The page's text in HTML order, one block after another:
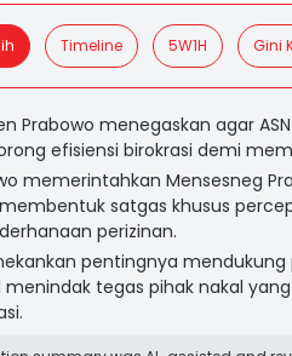
Timeline 5W1H Gini
Prabowo menegaskan agar
efisiensi birokrasi demi
memerintahkan Mensesneg
satgas khusus
perizinan.
pentingnya
menindak tegas pihak nakal